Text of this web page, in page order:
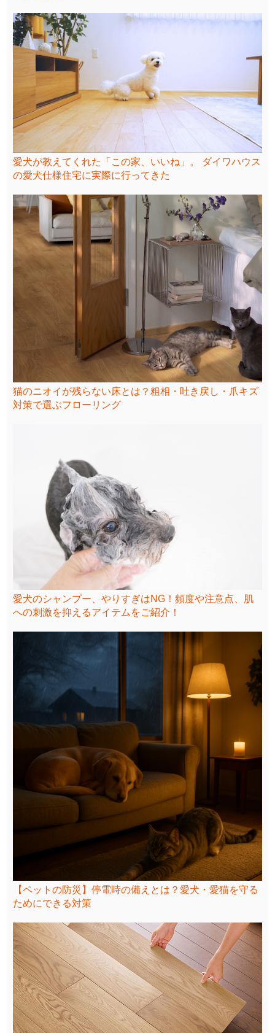
愛犬が教えてくれた「この家、いいね」。 ダイワハウス
の愛犬仕様住宅に実際に行ってきた
猫のニオイが残らない床とは？粗相・吐き戻し・爪キズ
対策で選ぶフローリング
愛犬のシャンプー、やりすぎはNG！頻度や注意点、肌
への刺激を抑えるアイテムをご紹介！
【ペットの防災】停電時の備えとは？愛犬・愛猫を守る
ためにできる対策